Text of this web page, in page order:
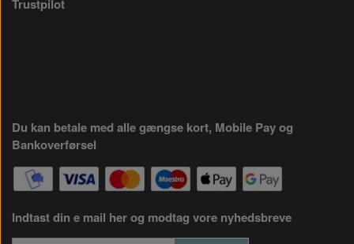
Trustpilot
Du kan betale med alle gængse kort, Mobile Pay og
Bankoverførsel
Indtast din e mail her og modtag vore nyhedsbreve